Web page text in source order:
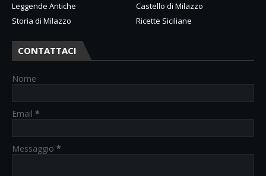
Leggende Antiche
Castello di Milazzo
Storia di Milazzo
Ricette Siciliane
CONTATTACI
Nome
Email *
Messaggio *